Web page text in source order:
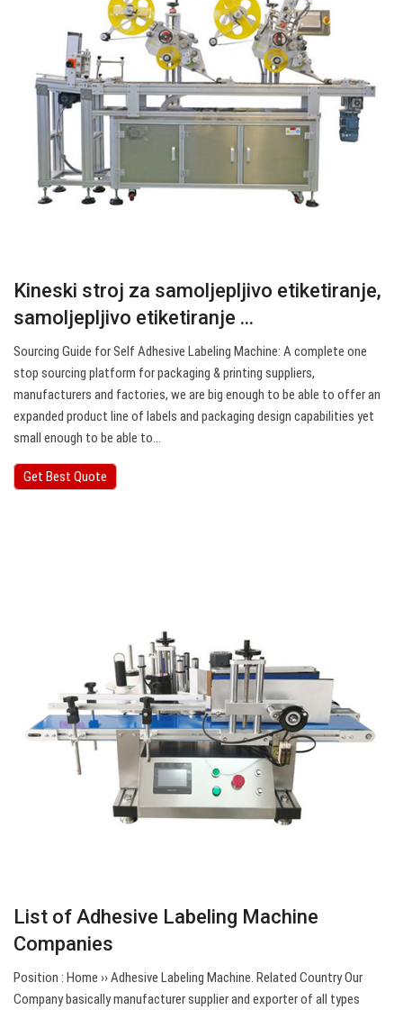
Kineski stroj za samoljepljivo etiketiranje,
samoljepljivo etiketiranje ...
Sourcing Guide for Self Adhesive Labeling Machine: A complete one
stop sourcing platform for packaging & printing suppliers,
manufacturers and factories, we are big enough to be able to offer an
expanded product line of labels and packaging design capabilities yet
small enough to be able to…
Get Best Quote
List of Adhesive Labeling Machine
Companies
Position : Home ›› Adhesive Labeling Machine. Related Country Our
Company basically manufacturer supplier and exporter of all types